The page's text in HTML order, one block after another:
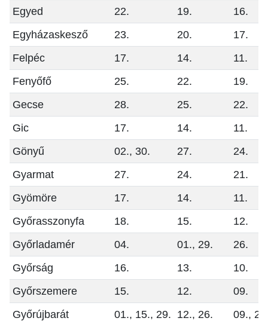
Egyed
22. 19.
16.
Egyházaskesző
23. 20.
17.
Felpéc
17. 14.
11.
Fenyőfő
25. 22.
19.
Gecse
28. 25.
22.
Gic
17. 14.
11.
Gönyű
02., 30. 27.
24.
Gyarmat
27. 24.
21.
Gyömöre
17. 14.
11.
Győrasszonyfa
18. 15.
12.
Győrladamér
04. 01., 29.
26.
Győrság
16. 13.
10.
Győrszemere
15. 12.
09.
Győrújbarát
01., 15., 29. 12., 26.
09.,